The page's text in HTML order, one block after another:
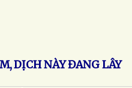
DỊCH NÀY ĐANG LÂY